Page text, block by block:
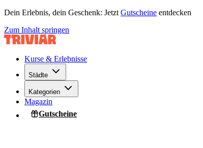
Dein Erlebnis, dein Geschenk: Jetzt Gutscheine entdecken
Zum Inhalt springen
Kurse & Erlebnisse
Städte
Kategorien
Magazin
Gutscheine